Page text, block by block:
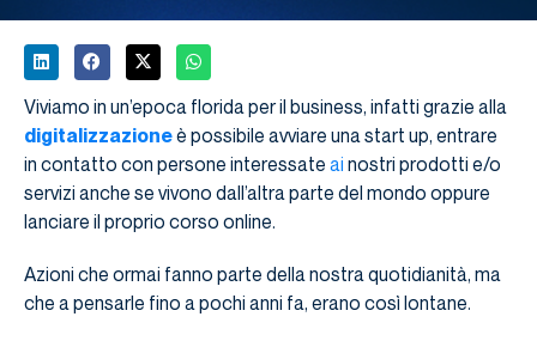
Viviamo in un’epoca florida per il business, infatti grazie alla
digitalizzazioneè possibile avviare una start up, entrare
in contatto con persone interessate ai nostri prodotti e/o
servizi anche se vivono dall’altra parte del mondo oppure
lanciare il proprio corso online.
Azioni che ormai fanno parte della nostra quotidianità, ma
che a pensarle fino a pochi anni fa, erano così lontane.